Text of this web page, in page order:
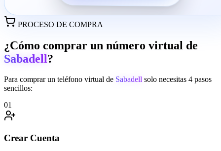
PROCESO DE COMPRA
¿Cómo comprar un número virtual de
Sabadell?
Para comprar un teléfono virtual de Sabadell solo necesitas 4 pasos
sencillos:
01
Crear Cuenta